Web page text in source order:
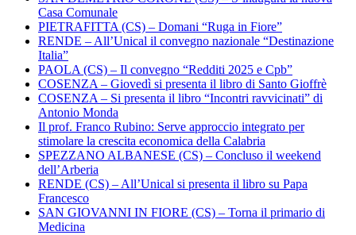
Casa Comunale
PIETRAFITTA (CS) – Domani “Ruga in Fiore”
RENDE – All’Unical il convegno nazionale “Destinazione
Italia”
PAOLA (CS) – Il convegno “Redditi 2025 e Cpb”
COSENZA – Giovedì si presenta il libro di Santo Gioffrè
COSENZA – Si presenta il libro “Incontri ravvicinati” di
Antonio Monda
Il prof. Franco Rubino: Serve approccio integrato per
stimolare la crescita economica della Calabria
SPEZZANO ALBANESE (CS) – Concluso il weekend
dell’Arberia
RENDE (CS) – All’Unical si presenta il libro su Papa
Francesco
SAN GIOVANNI IN FIORE (CS) – Torna il primario di
Medicina